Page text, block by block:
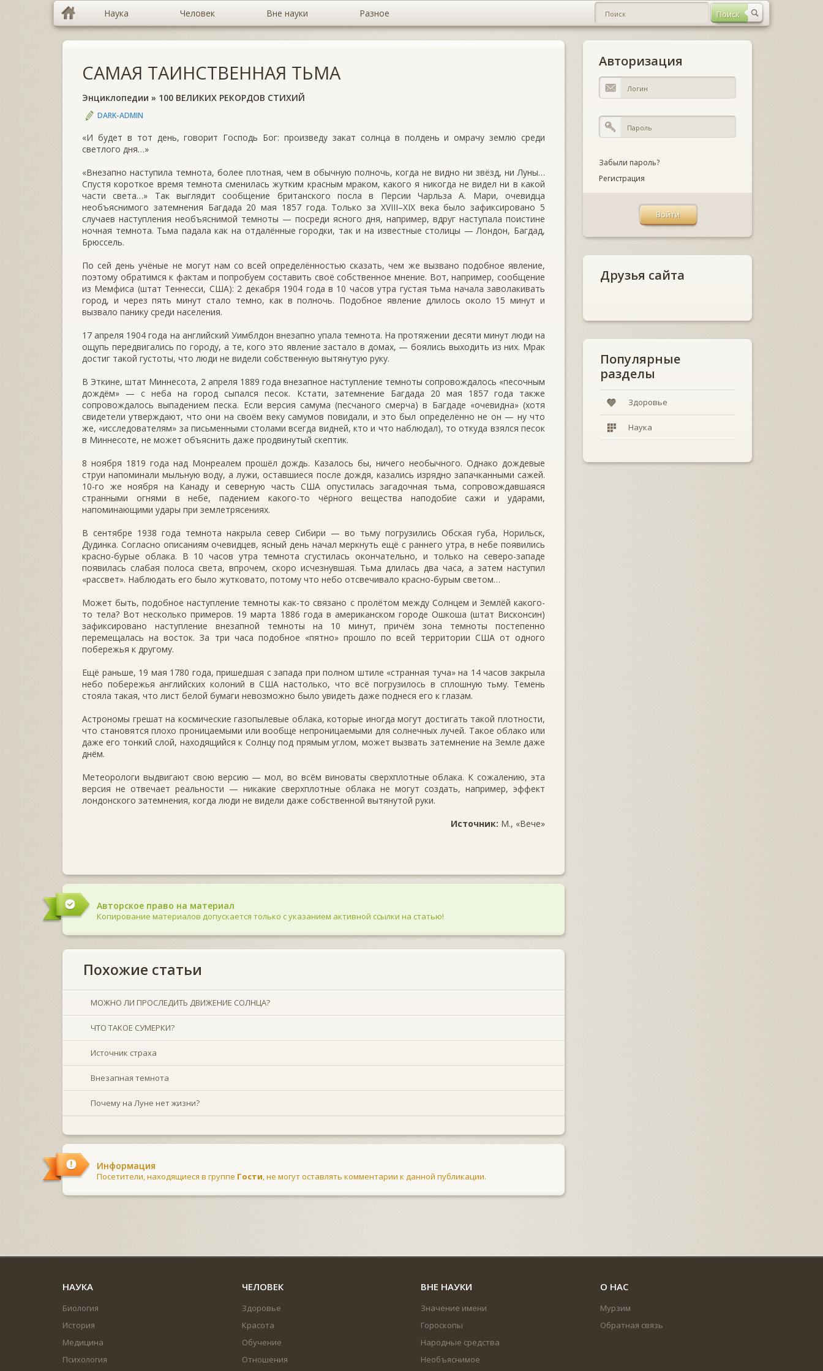
Наука Человек Вне науки Разное
САМАЯ ТАИНСТВЕННАЯ ТЬМА
Энциклопедии » 100 ВЕЛИКИХ РЕКОРДОВ СТИХИЙ
DARK-ADMIN
«И будет в тот день, говорит Господь Бог: произведу закат солнца в полдень и омрачу землю среди
светлого дня…»
«Внезапно наступила темнота, более плотная, чем в обычную полночь, когда не видно ни звёзд, ни Луны…
Спустя короткое время темнота сменилась жутким красным мраком, какого я никогда не видел ни в какой
части света…» Так выглядит сообщение британского посла в Персии Чарльза А. Мари, очевидца
необъяснимого затемнения Багдада 20 мая 1857 года. Только за XVIII–XIX века было зафиксировано 5
случаев наступления необъяснимой темноты — посреди ясного дня, например, вдруг наступала поистине
ночная темнота. Тьма падала как на отдалённые городки, так и на известные столицы — Лондон, Багдад,
Брюссель.
По сей день учёные не могут нам со всей определённостью сказать, чем же вызвано подобное явление,
поэтому обратимся к фактам и попробуем составить своё собственное мнение. Вот, например, сообщение
из Мемфиса (штат Теннесси, США): 2 декабря 1904 года в 10 часов утра густая тьма начала заволакивать
город, и через пять минут стало темно, как в полночь. Подобное явление длилось около 15 минут и
вызвало панику среди населения.
17 апреля 1904 года на английский Уимблдон внезапно упала темнота. На протяжении десяти минут люди на
ощупь передвигались по городу, а те, кого это явление застало в домах, — боялись выходить из них. Мрак
достиг такой густоты, что люди не видели собственную вытянутую руку.
В Эткине, штат Миннесота, 2 апреля 1889 года внезапное наступление темноты сопровождалось «песочным
дождём» — с неба на город сыпался песок. Кстати, затемнение Багдада 20 мая 1857 года также
сопровождалось выпадением песка. Если версия самума (песчаного смерча) в Багдаде «очевидна» (хотя
свидетели утверждают, что они на своём веку самумов повидали, и это был определённо не он — ну что
же, «исследователям» за письменными столами всегда видней, кто и что наблюдал), то откуда взялся песок
в Миннесоте, не может объяснить даже продвинутый скептик.
8 ноября 1819 года над Монреалем прошёл дождь. Казалось бы, ничего необычного. Однако дождевые
струи напоминали мыльную воду, а лужи, оставшиеся после дождя, казались изрядно запачканными сажей.
10-го же ноября на Канаду и северную часть США опустилась загадочная тьма, сопровождавшаяся
странными огнями в небе, падением какого-то чёрного вещества наподобие сажи и ударами,
напоминающими удары при землетрясениях.
В сентябре 1938 года темнота накрыла север Сибири — во тьму погрузились Обская губа, Норильск,
Дудинка. Согласно описаниям очевидцев, ясный день начал меркнуть ещё с раннего утра, в небе появились
красно-бурые облака. В 10 часов утра темнота сгустилась окончательно, и только на северо-западе
появилась слабая полоса света, впрочем, скоро исчезнувшая. Тьма длилась два часа, а затем наступил
«рассвет». Наблюдать его было жутковато, потому что небо отсвечивало красно-бурым светом…
Может быть, подобное наступление темноты как-то связано с пролётом между Солнцем и Землёй какого-
то тела? Вот несколько примеров. 19 марта 1886 года в американском городе Ошкоша (штат Висконсин)
зафиксировано наступление внезапной темноты на 10 минут, причём зона темноты постепенно
перемещалась на восток. За три часа подобное «пятно» прошло по всей территории США от одного
побережья к другому.
Ещё раньше, 19 мая 1780 года, пришедшая с запада при полном штиле «странная туча» на 14 часов закрыла
небо побережья английских колоний в США настолько, что всё погрузилось в сплошную тьму. Темень
стояла такая, что лист белой бумаги невозможно было увидеть даже поднеся его к глазам.
Астрономы грешат на космические газопылевые облака, которые иногда могут достигать такой плотности,
что становятся плохо проницаемыми или вообще непроницаемыми для солнечных лучей. Такое облако или
даже его тонкий слой, находящийся к Солнцу под прямым углом, может вызвать затемнение на Земле даже
днём.
Метеорологи выдвигают свою версию — мол, во всём виноваты сверхплотные облака. К сожалению, эта
версия не отвечает реальности — никакие сверхплотные облака не могут создать, например, эффект
лондонского затемнения, когда люди не видели даже собственной вытянутой руки.
Источник: М., «Вече»
Авторское право на материал
Копирование материалов допускается только с указанием активной ссылки на статью!
Похожие статьи
МОЖНО ЛИ ПРОСЛЕДИТЬ ДВИЖЕНИЕ СОЛНЦА?
ЧТО ТАКОЕ СУМЕРКИ?
Источник страха
Внезапная темнота
Почему на Луне нет жизни?
Информация
Посетители, находящиеся в группе Гости, не могут оставлять комментарии к данной публикации.
Авторизация
Забыли пароль?
Регистрация
Друзья сайта
Популярные
разделы
Здоровье
Наука
НАУКА
Биология
История
Медицина
Психология
ЧЕЛОВЕК
Здоровье
Красота
Обучение
Отношения
ВНЕ НАУКИ
Значение имени
Гороскопы
Народные средства
Необъяснимое
О НАС
Мурзим
Обратная связь